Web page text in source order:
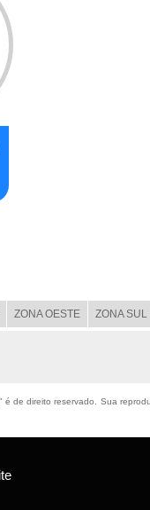
ZONA OESTE ZONA SUL
" é de direito reservado. Sua